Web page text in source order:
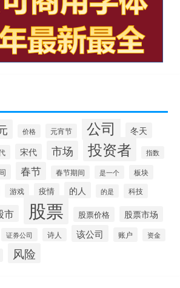
价格 元宵节 公司 冬天
宋代 市场 投资者 指数
春节 春节期间 是一个 板块
游戏 疫情 的人 的是 科技
市 股票 股票价格 股票市场
证券公司 诗人 该公司 账户 资金
风险